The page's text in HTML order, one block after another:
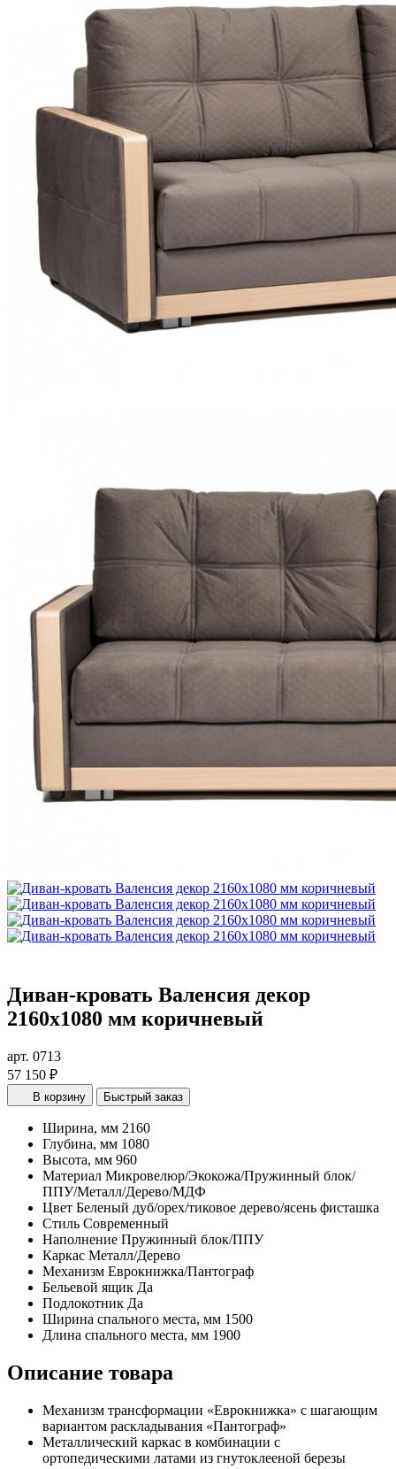
Диван-кровать Валенсия декор
2160х1080 мм коричневый
арт. 0713
57 150 ₽
В корзину Быстрый заказ
Ширина, мм 2160
Глубина, мм 1080
Высота, мм 960
Материал Микровелюр/Экокожа/Пружинный блок/
ППУ/Металл/Дерево/МДФ
Цвет Беленый дуб/орех/тиковое дерево/ясень фисташка
Стиль Современный
Наполнение Пружинный блок/ППУ
Каркас Металл/Дерево
Механизм Еврокнижка/Пантограф
Бельевой ящик Да
Подлокотник Да
Ширина спального места, мм 1500
Длина спального места, мм 1900
Описание товара
Механизм трансформации «Еврокнижка» с шагающим
вариантом раскладывания «Пантограф»
Металлический каркас в комбинации с
ортопедическими латами из гнутоклееной березы